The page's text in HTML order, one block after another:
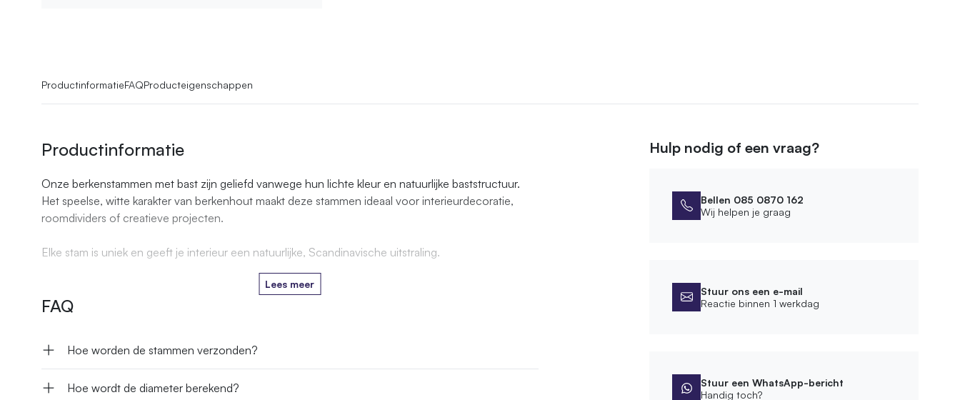
ProductinformatieFAQProducteigenschappen
Productinformatie
Onze berkenstammen met bast zijn geliefd vanwege hun lichte kleur en natuurlijke baststructuur.
Het speelse, witte karakter van berkenhout maakt deze stammen ideaal voor interieurdecoratie,
roomdividers of creatieve projecten.
Elke stam is uniek en geeft je interieur een natuurlijke, Scandinavische uitstraling.
Lees meer
FAQ
Hoe worden de stammen verzonden?
Hoe wordt de diameter berekend?
Hulp nodig of een vraag?
Bellen 085 0870 162
Wij helpen je graag
Stuur ons een e-mail
Reactie binnen 1 werkdag
Stuur een WhatsApp-bericht
Handig toch?